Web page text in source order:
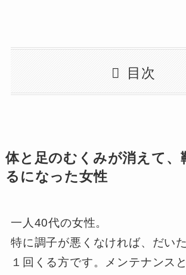
目次
体と足のむくみが消えて、
るになった女性
一人40代の女性。
特に調子が悪くなければ、だい
１回くる方です。メンテナンス